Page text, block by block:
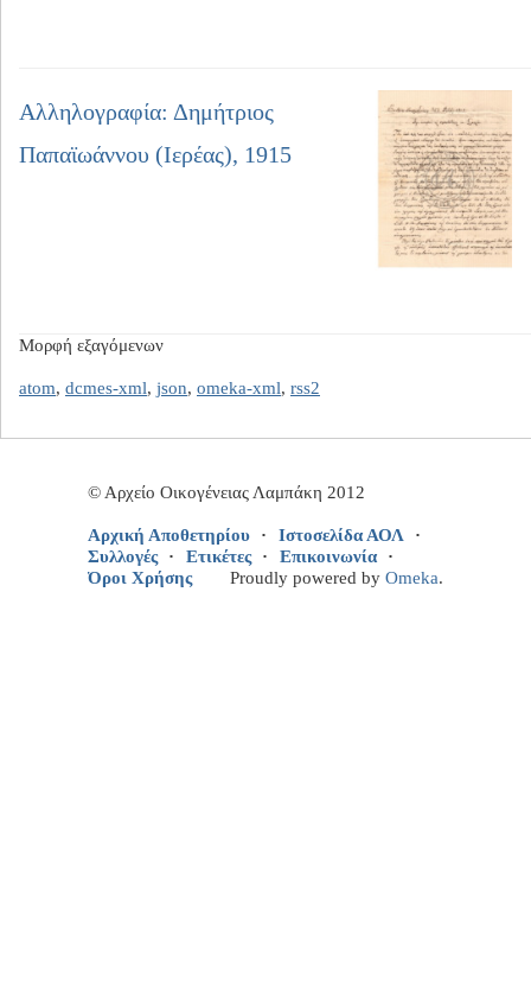
Αλληλογραφία: Δημήτριος
Παπαϊωάννου (Ιερέας), 1915
Μορφή εξαγόμενων
atom, dcmes-xml, json, omeka-xml, rss2
© Αρχείο Οικογένειας Λαμπάκη 2012
Αρχική Αποθετηρίου
Ιστοσελίδα ΑΟΛ
Συλλογές
Ετικέτες
Επικοινωνία
Όροι Χρήσης
Proudly powered by Omeka.